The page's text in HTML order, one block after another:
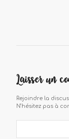
Laisser un
Rejoindre la
N’hésitez pas à